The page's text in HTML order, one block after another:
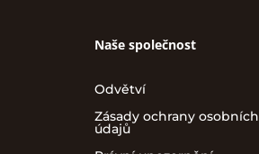
Naše společnost
Odvětví
Zásady ochrany osobních
údajů